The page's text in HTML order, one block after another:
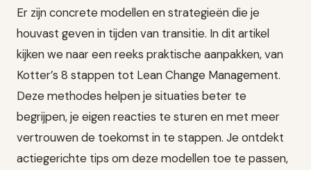
Er zijn concrete modellen en strategieën die je
houvast geven in tijden van transitie. In dit artikel
kijken we naar een reeks praktische aanpakken, van
Kotter’s 8 stappen tot Lean Change Management.
Deze methodes helpen je situaties beter te
begrijpen, je eigen reacties te sturen en met meer
vertrouwen de toekomst in te stappen. Je ontdekt
actiegerichte tips om deze modellen toe te passen,